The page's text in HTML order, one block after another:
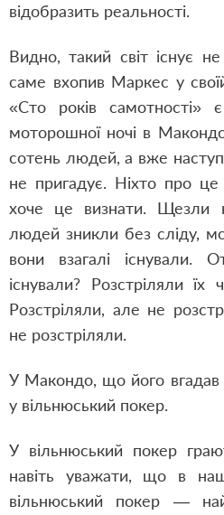
відобразить реальності.
Видно, такий світ існує
саме вхопив Маркес у
«Сто років самотності»
моторошної ночі в
сотень людей, а вже
не пригадує. Ніхто про це
хоче це визнати. Щезли
людей зникли без сліду,
вони взагалі існували.
існували? Розстріляли
Розстріляли, але не
не розстріляли.
У Макондо, що його
у вільнюський покер.
У вільнюський покер
навіть уважати, що в
вільнюський покер —